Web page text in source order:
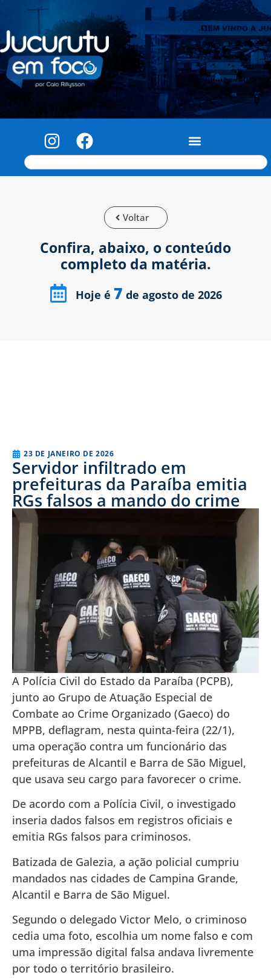
Voltar
Confira, abaixo, o conteúdo
completo da matéria.
Hoje é 7 de agosto de 2026
23 DE JANEIRO DE 2026
Servidor infiltrado em
prefeituras da Paraíba emitia
RGs falsos a mando do crime
A Polícia Civil do Estado da Paraíba (PCPB),
junto ao Grupo de Atuação Especial de
Combate ao Crime Organizado (Gaeco) do
MPPB, deflagram, nesta quinta-feira (22/1),
uma operação contra um funcionário das
prefeituras de Alcantil e Barra de São Miguel,
que usava seu cargo para favorecer o crime.
De acordo com a Polícia Civil, o investigado
inseria dados falsos em registros oficiais e
emitia RGs falsos para criminosos.
Batizada de Galezia, a ação policial cumpriu
mandados nas cidades de Campina Grande,
Alcantil e Barra de São Miguel.
Segundo o delegado Victor Melo, o criminoso
cedia uma foto, escolhia um nome falso e com
uma impressão digital falsa andava livremente
por todo o território brasileiro.